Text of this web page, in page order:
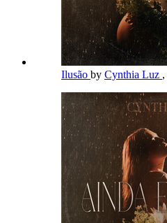
Ilusão by Cynthia Luz ,